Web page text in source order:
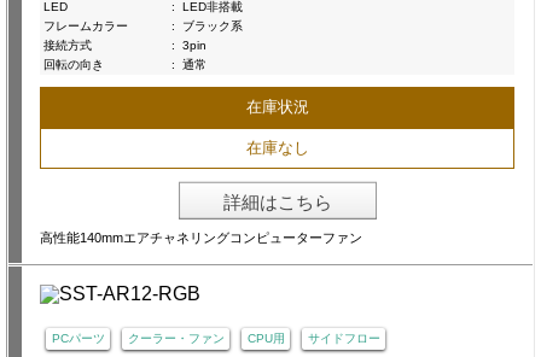
LED
:
LED非搭載
フレームカラー
:
ブラック系
接続方式
:
3pin
回転の向き
: 通常
在庫状況
在庫なし
詳細はこちら
高性能140mmエアチャネリングコンピューターファン
PCパーツ クーラー・ファン CPU用 サイドフロー